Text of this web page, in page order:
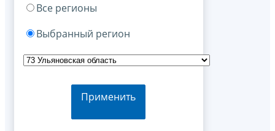
Все регионы
Выбранный регион
Применить